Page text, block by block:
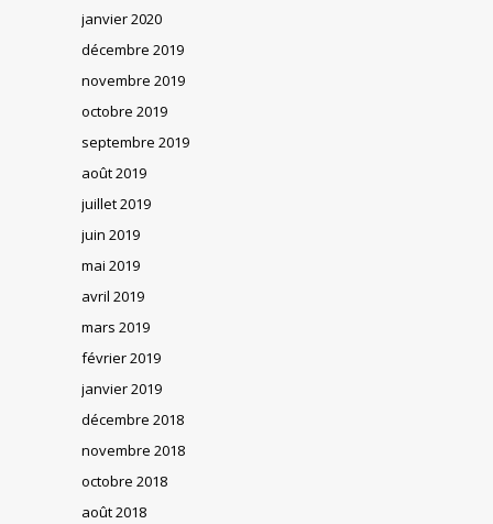
janvier 2020
décembre 2019
novembre 2019
octobre 2019
septembre 2019
août 2019
juillet 2019
juin 2019
mai 2019
avril 2019
mars 2019
février 2019
janvier 2019
décembre 2018
novembre 2018
octobre 2018
août 2018